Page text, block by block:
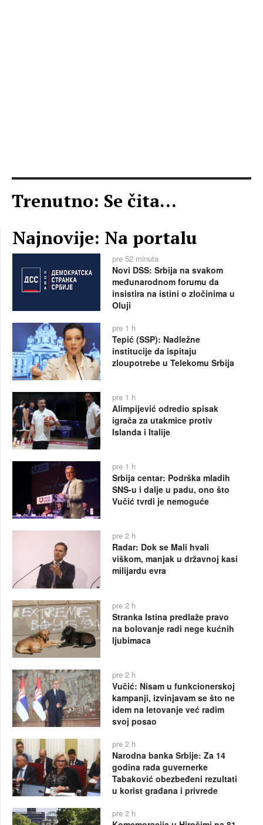
Trenutno: Se čita...
Najnovije: Na portalu
pre 52 minuta
Novi DSS: Srbija na svakom
međunarodnom forumu da
insistira na istini o zločinima u
Oluji
pre 1 h
Tepić (SSP): Nadležne
institucije da ispitaju
zloupotrebe u Telekomu Srbija
pre 1 h
Alimpijević odredio spisak
igrača za utakmice protiv
Islanda i Italije
pre 1 h
Srbija centar: Podrška mladih
SNS-u i dalje u padu, ono što
Vučić tvrdi je nemoguće
pre 2 h
Radar: Dok se Mali hvali
viškom, manjak u državnoj kasi
milijardu evra
pre 2 h
Stranka Istina predlaže pravo
na bolovanje radi nege kućnih
ljubimaca
pre 2 h
Vučić: Nisam u funkcionerskoj
kampanji, izvinjavam se što ne
idem na letovanje već radim
svoj posao
pre 2 h
Narodna banka Srbije: Za 14
godina rada guvernerke
Tabaković obezbeđeni rezultati
u korist građana i privrede
pre 2 h